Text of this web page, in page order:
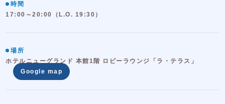
時間
17:00～20:00（L.O. 19:30）
場所
ホテルニューグランド 本館1階 ロビーラウンジ「ラ・テラス」
Google map